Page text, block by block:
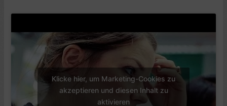
Klicke hier, um Marketing-Cookies zu
akzeptieren und diesen Inhalt zu
aktivieren